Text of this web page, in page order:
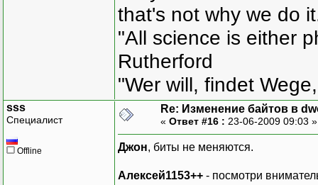
that's not why we do
"All science is either
Rutherford
"Wer will, findet
sss
Специалист
Offline
Re: Изменение байтов в
« Ответ #16 : 23-06-2009 09:03
Джон, биты не меняются.
Алексей1153++ - посмотри